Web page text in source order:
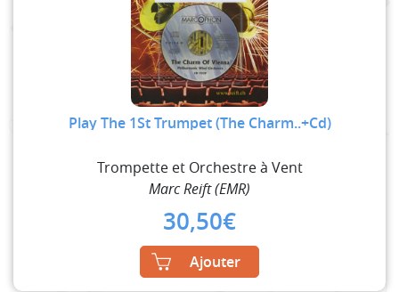
Play The 1St Trumpet (The Charm..+Cd)
Trompette et Orchestre à Vent
Marc Reift (EMR)
30,50€
Ajouter